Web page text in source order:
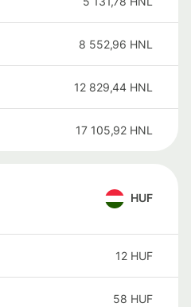
8 552,96 HNL
12 829,44 HNL
17 105,92 HNL
HUF
12 HUF
58 HUF